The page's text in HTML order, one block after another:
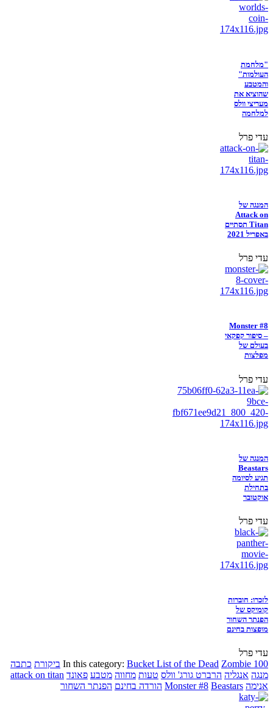
"מלחמת
העולמות"
והמטבע
שהוציא את
מעריצי וולס
למלחמה
עדי פרל
המנגה של
Attack on
Titan תסתיים
באפריל 2021
עדי פרל
Monster #8
– סיפור קפקאי
בעולם של
מפלצות
עדי פרל
המנגה של
Beastars
תגיע לסיומה
בתחילת
אוקטובר
עדי פרל
לזכרו: חוברות
קומיקס של
הפנתר השחור
מופצות בחינם
עדי פרל
In this category: Bucket List of the Dead Zombie 100 ביקורת כתבה
מנגה אנגליה הרברט גורג' וולס טעות מחווה מטבע פאונד attack on titan
אנימה
Monster #8 Beastars הורדה בחינם הפנתר השחור